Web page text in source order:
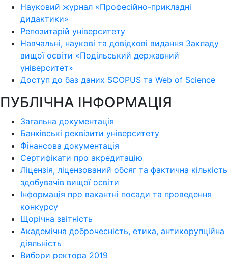
Науковий журнал «Професійно-прикладні
дидактики»
Репозитарій університету
Навчальні, наукові та довідкові видання Закладу
вищої освіти «Подільський державний
університет»
Доступ до баз даних SCOPUS та Web of Science
ПУБЛІЧНА ІНФОРМАЦІЯ
Загальна документація
Банківські реквізити університету
Фінансова документація
Сертифікати про акредитацію
Ліцензія, ліцензований обсяг та фактична кількість
здобувачів вищої освіти
Інформація про вакантні посади та проведення
конкурсу
Щорічна звітність
Академічна доброчесність, етика, антикорупційна
діяльність
Вибори ректора 2019